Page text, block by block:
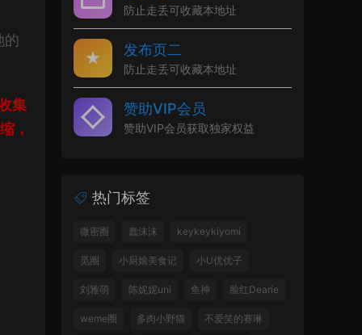
的
集
，
防止走丢可收藏本地址
发布页二
防止走丢可收藏本地址
赞助VIP会员
赞助VIP会员获取独家权益
热门标签
微密圈 蠢沫沫 keykeykiyomi
觅圈 小厨娘美食记 小U优优子
刘雅萌 陈妮妮uni 鱼神 脸红Dearie
weme圈 多肉小野猫 不爱笑的赛琳